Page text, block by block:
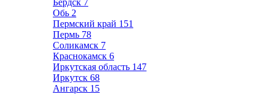
Бердск 7
Обь 2
Пермский край 151
Пермь 78
Соликамск 7
Краснокамск 6
Иркутская область 147
Иркутск 68
Ангарск 15